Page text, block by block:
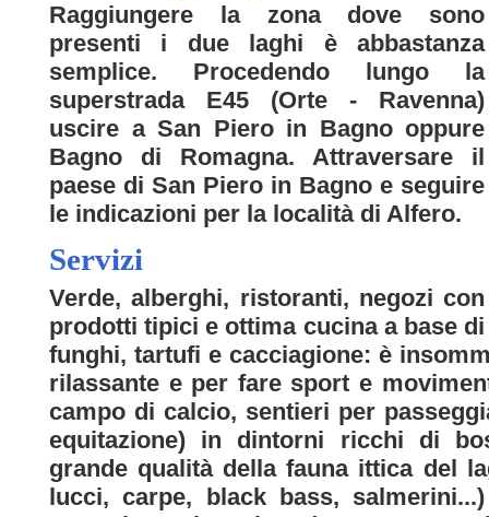
Raggiungere la zona dove sono
presenti i due laghi è abbastanza
semplice. Procedendo lungo la
superstrada E45 (Orte - Ravenna)
uscire a San Piero in Bagno oppure
Bagno di Romagna. Attraversare il
paese di San Piero in Bagno e seguire
le indicazioni per la località di Alfero.
Servizi
Verde, alberghi, ristoranti, negozi con
prodotti tipici e ottima cucina a base di
funghi, tartufi e cacciagione: è
rilassante e per fare sport e
campo di calcio, sentieri per
equitazione) in dintorni ricchi di
grande qualità della fauna ittica del
lucci, carpe, black bass,